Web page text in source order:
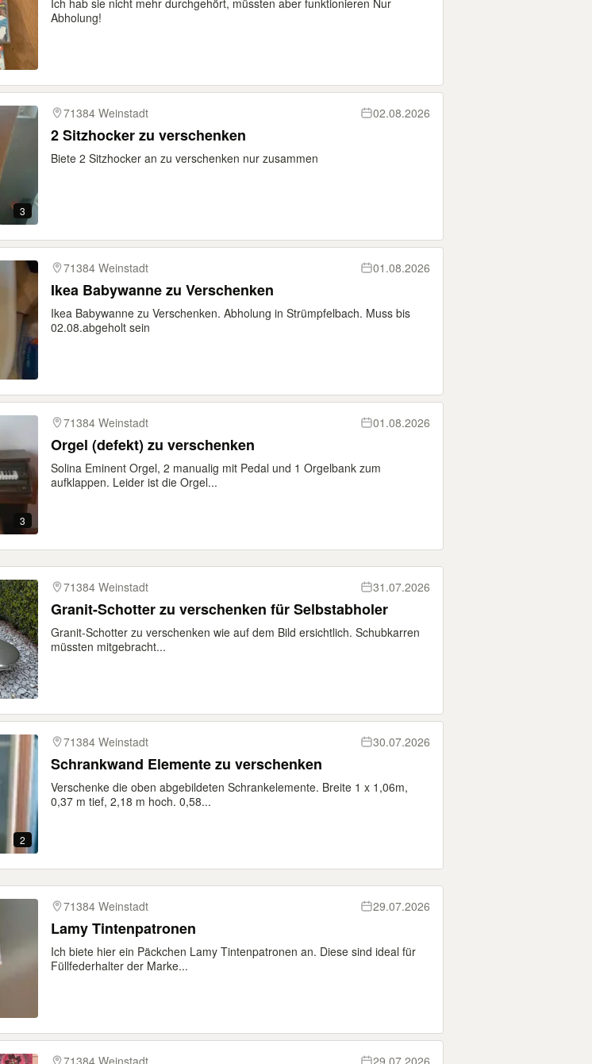
Ich hab sie nicht mehr durchgehört, müssten aber funktionieren Nur
Abholung!
3
71384 Weinstadt 02.08.2026
2 Sitzhocker zu verschenken
Biete 2 Sitzhocker an zu verschenken nur zusammen
71384 Weinstadt 01.08.2026
Ikea Babywanne zu Verschenken
Ikea Babywanne zu Verschenken. Abholung in Strümpfelbach. Muss bis
02.08.abgeholt sein
3
71384 Weinstadt 01.08.2026
Orgel (defekt) zu verschenken
Solina Eminent Orgel, 2 manualig mit Pedal und 1 Orgelbank zum
aufklappen. Leider ist die Orgel...
71384 Weinstadt 31.07.2026
Granit-Schotter zu verschenken für Selbstabholer
Granit-Schotter zu verschenken wie auf dem Bild ersichtlich. Schubkarren
müssten mitgebracht...
2
71384 Weinstadt 30.07.2026
Schrankwand Elemente zu verschenken
Verschenke die oben abgebildeten Schrankelemente. Breite 1 x 1,06m,
0,37 m tief, 2,18 m hoch. 0,58...
71384 Weinstadt 29.07.2026
Lamy Tintenpatronen
Ich biete hier ein Päckchen Lamy Tintenpatronen an. Diese sind ideal für
Füllfederhalter der Marke...
71384 Weinstadt 29.07.2026